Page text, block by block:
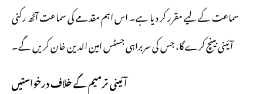
سماعت کے لیے مقرر کر دیا ہے۔ اس اہم مقدمے کی سماعت آٹھ رکنی
آئینی بینچ کرے گا، جس کی سربراہی جسٹس امین الدین خان کریں گے۔
آئینی ترمیم کے خلاف درخواستیں